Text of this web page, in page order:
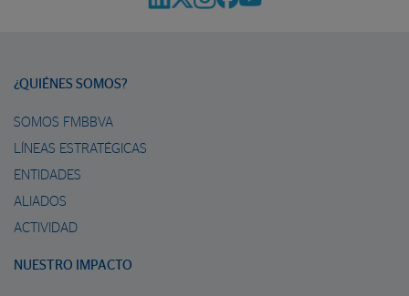
¿QUIÉNES SOMOS?
SOMOS FMBBVA
LÍNEAS ESTRATÉGICAS
ENTIDADES
ALIADOS
ACTIVIDAD
NUESTRO IMPACTO